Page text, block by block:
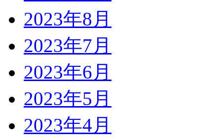
2023年8月
2023年7月
2023年6月
2023年5月
2023年4月